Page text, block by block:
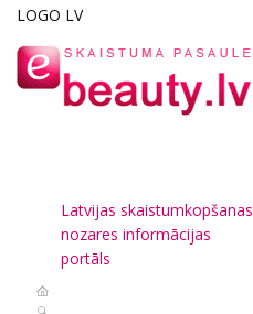
LOGO LV
Latvijas skaistumkopšanas
nozares informācijas
portāls